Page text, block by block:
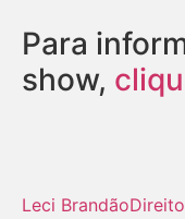
Para
show,
Leci Brandão